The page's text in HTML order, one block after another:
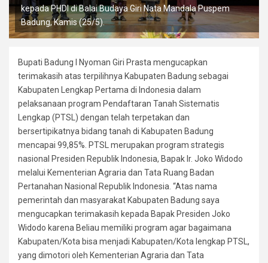
kepada PHDI di Balai Budaya Giri Nata Mandala Puspem
Badung, Kamis (25/5).
Bupati Badung I Nyoman Giri Prasta mengucapkan
terimakasih atas terpilihnya Kabupaten Badung sebagai
Kabupaten Lengkap Pertama di Indonesia dalam
pelaksanaan program Pendaftaran Tanah Sistematis
Lengkap (PTSL) dengan telah terpetakan dan
bersertipikatnya bidang tanah di Kabupaten Badung
mencapai 99,85%. PTSL merupakan program strategis
nasional Presiden Republik Indonesia, Bapak Ir. Joko Widodo
melalui Kementerian Agraria dan Tata Ruang Badan
Pertanahan Nasional Republik Indonesia. “Atas nama
pemerintah dan masyarakat Kabupaten Badung saya
mengucapkan terimakasih kepada Bapak Presiden Joko
Widodo karena Beliau memiliki program agar bagaimana
Kabupaten/Kota bisa menjadi Kabupaten/Kota lengkap PTSL,
yang dimotori oleh Kementerian Agraria dan Tata